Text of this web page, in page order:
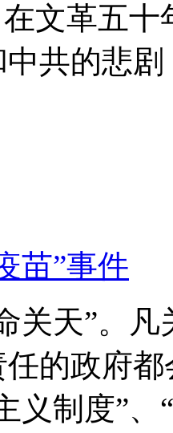
文革五
共的悲
苗”事件
关天”。
的政府
义制度”